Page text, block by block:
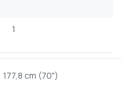
1
177,8 cm (70")